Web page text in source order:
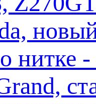
нитке -